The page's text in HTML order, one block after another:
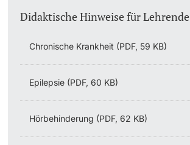
Didaktische Hinweise für Lehrende
Chronische Krankheit (PDF, 59 KB)
Epilepsie (PDF, 60 KB)
Hörbehinderung (PDF, 62 KB)